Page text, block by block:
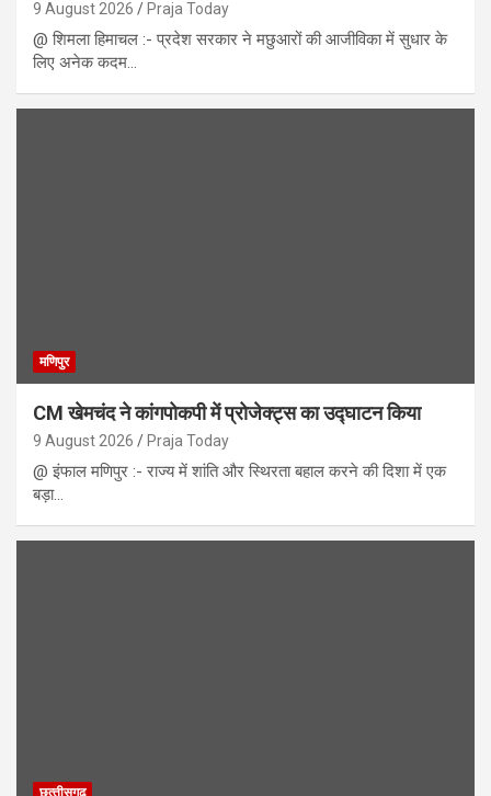
9 August 2026 Praja Today
@ शिमला हिमाचल :- प्रदेश सरकार ने मछुआरों की आजीविका में सुधार के
लिए अनेक कदम…
मणिपुर
CM खेमचंद ने कांगपोकपी में प्रोजेक्ट्स का उद्घाटन किया
9 August 2026 Praja Today
@ इंफाल मणिपुर :- राज्य में शांति और स्थिरता बहाल करने की दिशा में एक
बड़ा…